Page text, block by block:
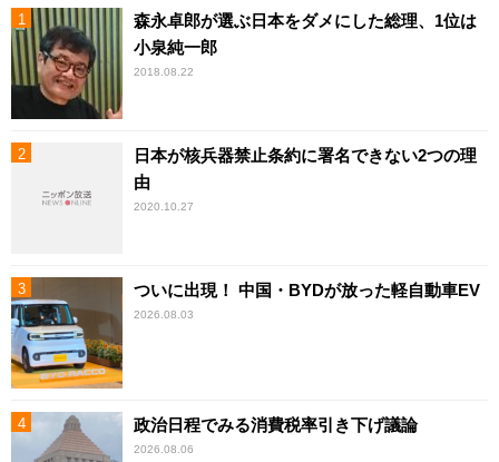
森永卓郎が選ぶ日本をダメにした総理、1位は
小泉純一郎
2018.08.22
日本が核兵器禁止条約に署名できない2つの理
由
2020.10.27
ついに出現！ 中国・BYDが放った軽自動車EV
2026.08.03
政治日程でみる消費税率引き下げ議論
2026.08.06